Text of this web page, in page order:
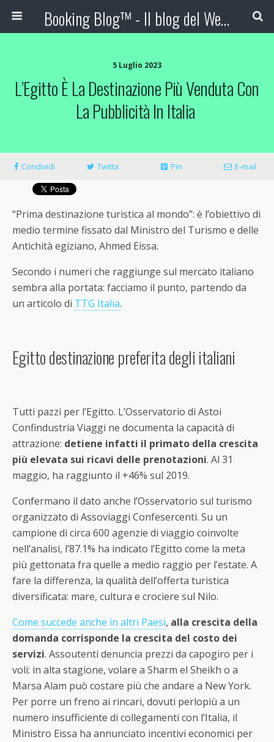
Booking Blog™ - Il blog del Web Marketing Turistico
5 Luglio 2023
L’Egitto È La Destinazione Più Venduta Con
La Pubblicità In Italia
Condividi Twitta Pin E-mail
“Prima destinazione turistica al mondo”: è l’obiettivo di
medio termine fissato dal Ministro del Turismo e delle
Antichità egiziano, Ahmed Eissa.
Secondo i numeri che raggiunge sul mercato italiano
sembra alla portata: facciamo il punto, partendo da
un articolo di TTG Italia.
Egitto destinazione preferita degli italiani
Tutti pazzi per l’Egitto. L’Osservatorio di Astoi
Confindustria Viaggi ne documenta la capacità di
attrazione: detiene infatti il primato della crescita
più elevata sui ricavi delle prenotazioni. Al 31
maggio, ha raggiunto il +46% sul 2019.
Confermano il dato anche l’Osservatorio sul turismo
organizzato di Assoviaggi Confesercenti. Su un
campione di circa 600 agenzie di viaggio coinvolte
nell’analisi, l’87.1% ha indicato l’Egitto come la meta
più gettonata fra quelle a medio raggio per l’estate. A
fare la differenza, la qualità dell’offerta turistica
diversificata: mare, cultura e crociere sul Nilo.
Come succede anche in altri Paesi, alla crescita della
domanda corrisponde la crescita del costo dei
servizi. Assoutenti denuncia prezzi da capogiro per i
voli: in alta stagione, volare a Sharm el Sheikh o a
Marsa Alam può costare più che andare a New York.
Per porre un freno ai rincari, dovuti perlopiù a un
numero insufficiente di collegamenti con l’Italia, il
Ministro Eissa ha annunciato incentivi economici per